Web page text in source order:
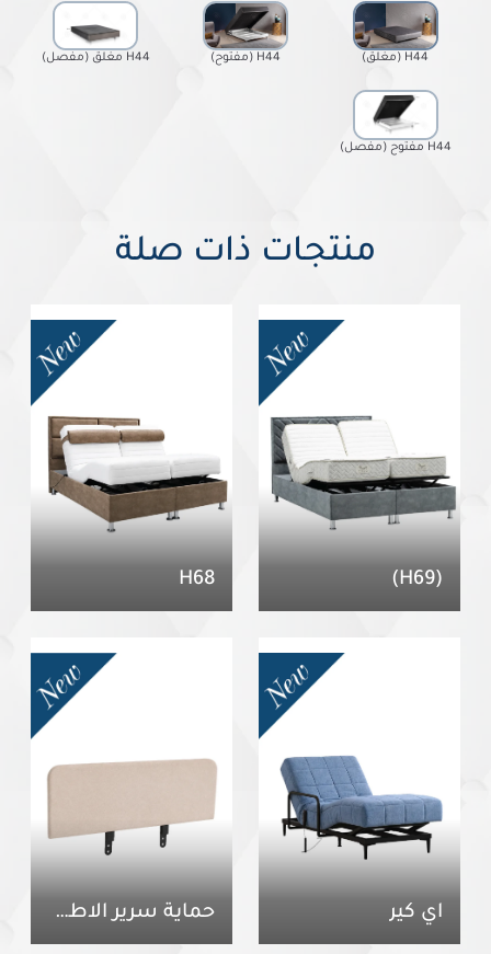
H44 (مغلق) H44 (مفتوح) H44 مغلق (مفصل)
H44 مفتوح (مفصل)
منتجات ذات صلة
(H69)
H68
آي كير حماية سرير الاطفال